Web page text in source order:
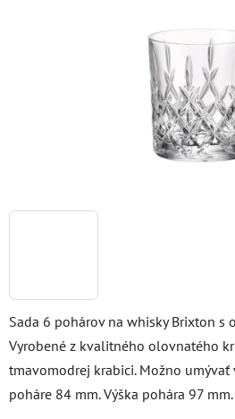
Sada 6 pohárov na whisky Brixton s
Vyrobené z kvalitného olovnatého
tmavomodrej krabici. Možno umývať
poháre 84 mm. Výška pohára 97 mm.